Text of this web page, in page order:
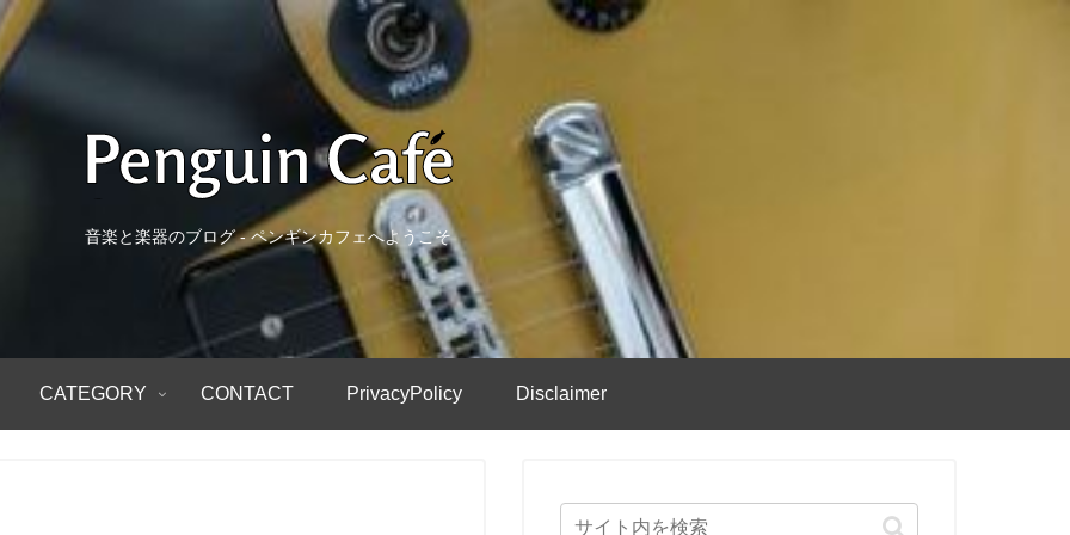
音楽と楽器のブログ - ペンギンカフェへようこそ
CATEGORY CONTACT PrivacyPolicy Disclaimer